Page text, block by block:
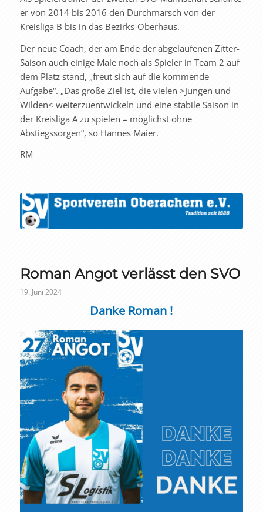
er von 2014 bis 2016 den Durchmarsch von der
Kreisliga B bis in das Bezirks-Oberhaus.
Der neue Coach, der am Ende der abgelaufenen Zitter-
Saison auch einige Male noch als Spieler in Team 2 auf
dem Platz stand, „freut sich auf die kommende
Aufgabe“. „Das große Ziel ist, die vielen >Jungen und
Wilden< weiterzuentwickeln und eine stabile Saison in
der Kreisliga A zu spielen – möglichst ohne
Abstiegssorgen“, so Hannes Maier.
RM
Roman Angot verlässt den SVO
19. Juni 2024
Danke Roman !